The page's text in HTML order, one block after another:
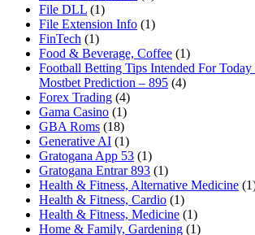
File DLL (1)
File Extension Info (1)
FinTech (1)
Food & Beverage, Coffee (1)
Football Betting Tips Intended For Today
Mostbet Prediction – 895 (4)
Forex Trading (4)
Gama Casino (1)
GBA Roms (18)
Generative AI (1)
Gratogana App 53 (1)
Gratogana Entrar 893 (1)
Health & Fitness, Alternative Medicine
Health & Fitness, Cardio (1)
Health & Fitness, Medicine (1)
Home & Family, Gardening (1)